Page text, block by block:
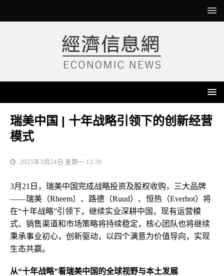
瑞美中国 | 十年战略引领下的创新经营
模式
2025年3月24日 星期一 12:30
3月21日，瑞美中国完成战略投资及股权收购，三大品牌
——瑞美（Rheem）、路德（Ruud）、恒热（Everhot）将
在“十年战略”引领下，继续实业深耕中国，现有运营模
式、销售渠道和市场策略将持续稳定，核心团队也将继续
秉承事业初心，创新驱动，以四个满意为价值导向，实现
生态共赢。
从“十年战略”看瑞美中国的全球视野与本土发展